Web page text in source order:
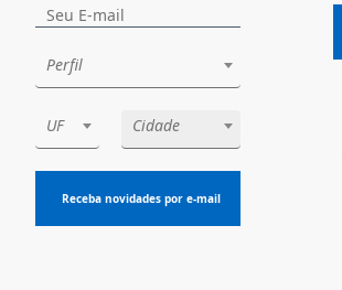
Perfil
UF Cidade
Receba novidades por e-mail